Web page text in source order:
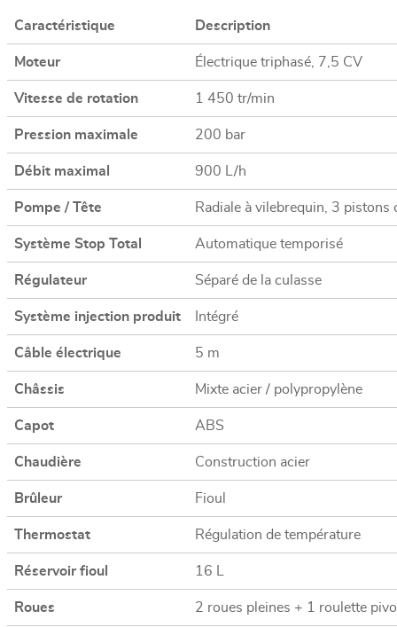
Caractéristique Description
Moteur Électrique triphasé, 7,5 CV
Vitesse de rotation 1 450 tr/min
Pression maximale 200 bar
Débit maximal 900 L/h
Pompe / Tête Radiale à vilebrequin, 3 pistons
Système Stop Total Automatique temporisé
Régulateur Séparé de la culasse
Système injection produit Intégré
Câble électrique 5 m
Châssis Mixte acier / polypropylène
Capot ABS
Chaudière Construction acier
Brûleur Fioul
Thermostat Régulation de température
Réservoir fioul 16 L
Roues 2 roues pleines + 1 roulette